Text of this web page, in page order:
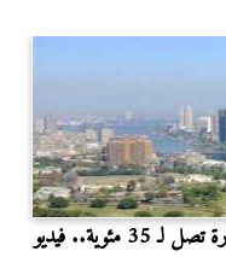
فيديو